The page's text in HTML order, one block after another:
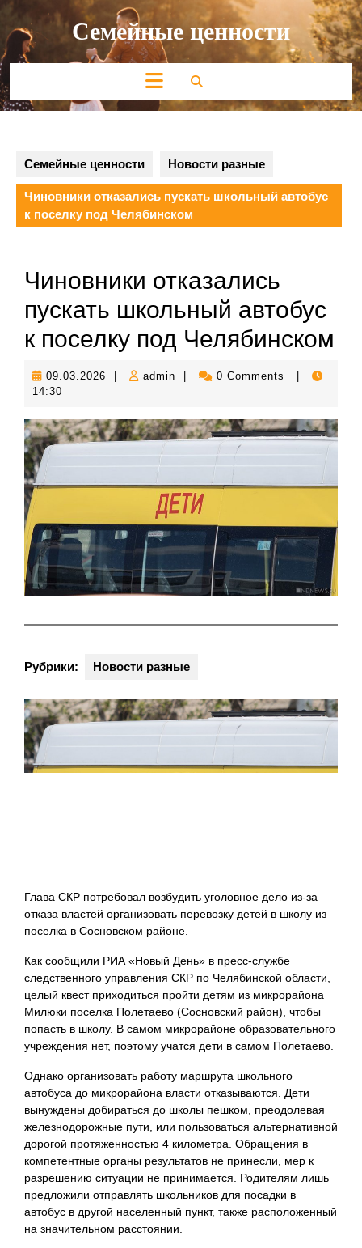
Перейти
содержимому Семейные ценности
Кнопка
Открыть
Семейные ценности Новости разные
Чиновники отказались пускать школьный автобус
к поселку под Челябинском
Чиновники отказались
пускать школьный автобус
к поселку под Челябинском
09.03.2026 09.03.2026
admin admin 0 Comments
14:30
Рубрики: Новости разные
Глава СКР потребовал возбудить уголовное дело из-за
отказа властей организовать перевозку детей в школу из
поселка в Сосновском районе.
Как сообщили РИА«Новый День» в пресс-службе
следственного управления СКР по Челябинской области,
целый квест приходиться пройти детям из микрорайона
Милюки поселка Полетаево (Сосновский район), чтобы
попасть в школу. В самом микрорайоне образовательного
учреждения нет, поэтому учатся дети в самом Полетаево.
Однако организовать работу маршрута школьного
автобуса до микрорайона власти отказываются. Дети
вынуждены добираться до школы пешком, преодолевая
железнодорожные пути, или пользоваться альтернативной
дорогой протяженностью 4 километра. Обращения в
компетентные органы результатов не принесли, мер к
разрешению ситуации не принимается. Родителям лишь
предложили отправлять школьников для посадки в
автобус в другой населенный пункт, также расположенный
на значительном расстоянии.